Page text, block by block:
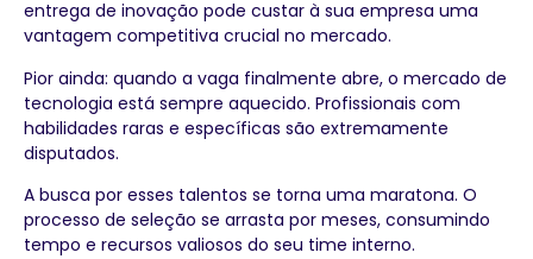
entrega de inovação pode custar à sua empresa uma
vantagem competitiva crucial no mercado.
Pior ainda: quando a vaga finalmente abre, o mercado de
tecnologia está sempre aquecido. Profissionais com
habilidades raras e específicas são extremamente
disputados.
A busca por esses talentos se torna uma maratona. O
processo de seleção se arrasta por meses, consumindo
tempo e recursos valiosos do seu time interno.